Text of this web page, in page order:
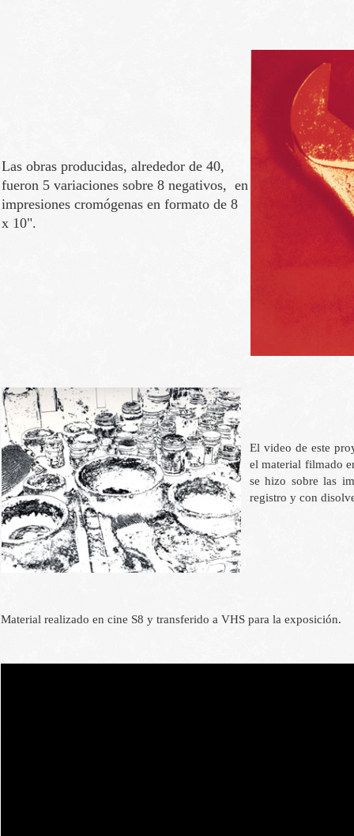
Las obras producidas, alrededor de 40,
fueron 5 variaciones sobre 8 negativos, en
impresiones cromógenas en formato de 8
x 10".
El video de este
el material filmado
se hizo sobre las
registro y con
Material realizado en cine S8 y transferido a VHS para la exposición.